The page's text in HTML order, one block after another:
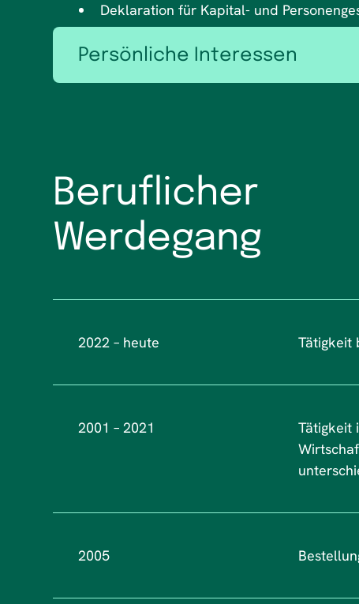
Deklaration für Kapital- und
Persönliche Interessen
Beruflicher
Werdegang
2022 – heute Tätigkeit
2001 – 2021
Tätigkeit
2005